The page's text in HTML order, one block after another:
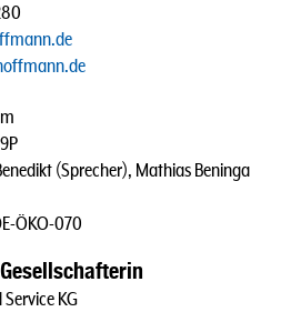
(Sprecher), Mathias Beninga
ÖKO-070
KG